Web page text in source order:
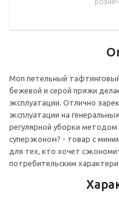
Моп петельный
бежевой и серой пряжи
эксплуатации. Отлично
эксплуатации на
регулярной уборки методом
суперэконом? - товар с
для тех, кто хочет
потребительским